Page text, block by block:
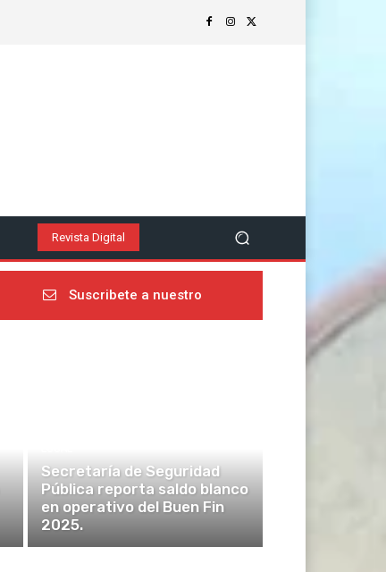
Revista Digital
Suscribete a nuestro
Secretaría de Seguridad
Pública reporta saldo blanco
en operativo del Buen Fin
2025.